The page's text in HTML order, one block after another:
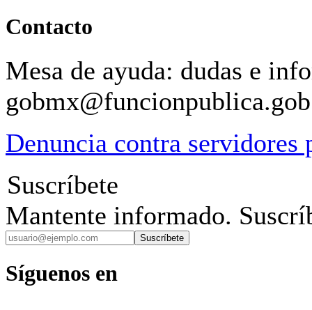
Contacto
Mesa de ayuda: dudas e
Denuncia contra servidores
Suscríbete
Mantente informado.
Suscríbete
Síguenos en